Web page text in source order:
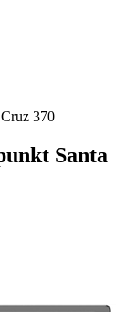
370
Santa